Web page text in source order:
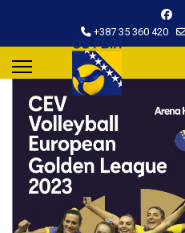
+387 35 360 420